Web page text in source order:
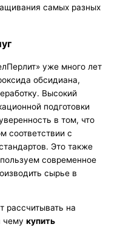
самых разных
уже много лет
обсидиана,
Высокий
подготовки
в том, что
соответствии с
Это также
современное
сырье в
на
чемукупить